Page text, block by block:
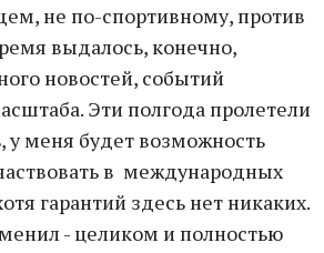
не по-спортивному, против
выдалось, конечно,
новостей, событий
Эти полгода пролетели
у меня будет возможность
в международных
гарантий здесь нет никаких.
- целиком и полностью